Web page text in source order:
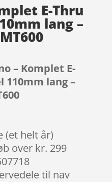
E-Thru
lang –
– Komplet E-
110mm lang –
(et helt år)
over kr. 299
til nav